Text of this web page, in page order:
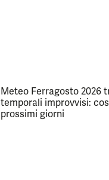
Meteo Ferragosto 2026
temporali improvvisi:
prossimi giorni